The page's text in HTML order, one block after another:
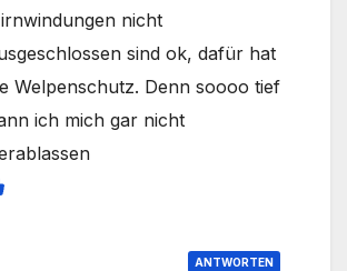
nicht
sind ok, dafür hat
Welpenschutz. Denn soooo tief
ich mich gar nicht
ANTWORTEN